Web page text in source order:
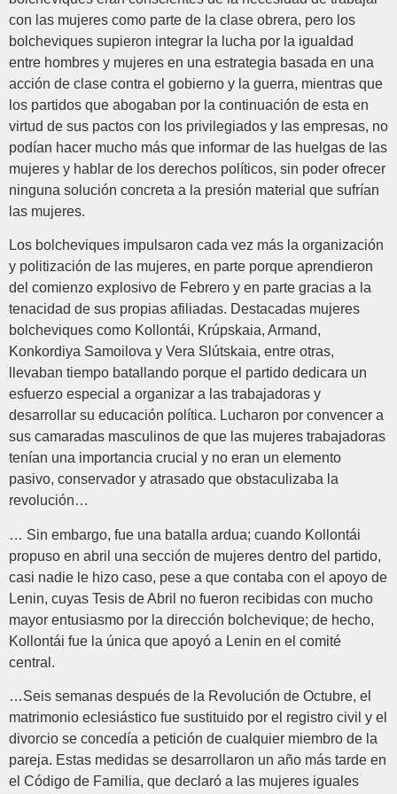
con las mujeres como parte de la clase obrera, pero los
bolcheviques supieron integrar la lucha por la igualdad
entre hombres y mujeres en una estrategia basada en una
acción de clase contra el gobierno y la guerra, mientras que
los partidos que abogaban por la continuación de esta en
virtud de sus pactos con los privilegiados y las empresas, no
podían hacer mucho más que informar de las huelgas de las
mujeres y hablar de los derechos políticos, sin poder ofrecer
ninguna solución concreta a la presión material que sufrían
las mujeres.
Los bolcheviques impulsaron cada vez más la organización
y politización de las mujeres, en parte porque aprendieron
del comienzo explosivo de Febrero y en parte gracias a la
tenacidad de sus propias afiliadas. Destacadas mujeres
bolcheviques como Kollontái, Krúpskaia, Armand,
Konkordiya Samoilova y Vera Slútskaia, entre otras,
llevaban tiempo batallando porque el partido dedicara un
esfuerzo especial a organizar a las trabajadoras y
desarrollar su educación política. Lucharon por convencer a
sus camaradas masculinos de que las mujeres trabajadoras
tenían una importancia crucial y no eran un elemento
pasivo, conservador y atrasado que obstaculizaba la
revolución…
… Sin embargo, fue una batalla ardua; cuando Kollontái
propuso en abril una sección de mujeres dentro del partido,
casi nadie le hizo caso, pese a que contaba con el apoyo de
Lenin, cuyas Tesis de Abril no fueron recibidas con mucho
mayor entusiasmo por la dirección bolchevique; de hecho,
Kollontái fue la única que apoyó a Lenin en el comité
central.
…Seis semanas después de la Revolución de Octubre, el
matrimonio eclesiástico fue sustituido por el registro civil y el
divorcio se concedía a petición de cualquier miembro de la
pareja. Estas medidas se desarrollaron un año más tarde en
el Código de Familia, que declaró a las mujeres iguales